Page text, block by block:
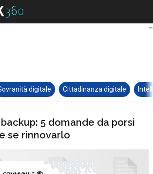
digitale Cittadinanza digitale
5 domande da porsi
se rinnovarlo